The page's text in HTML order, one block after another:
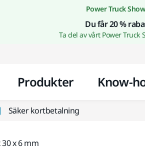
Power Truck
Du får 20 %
Ta del av vårt Power
Produkter Know-
Säker kortbetalning
x 6 mm